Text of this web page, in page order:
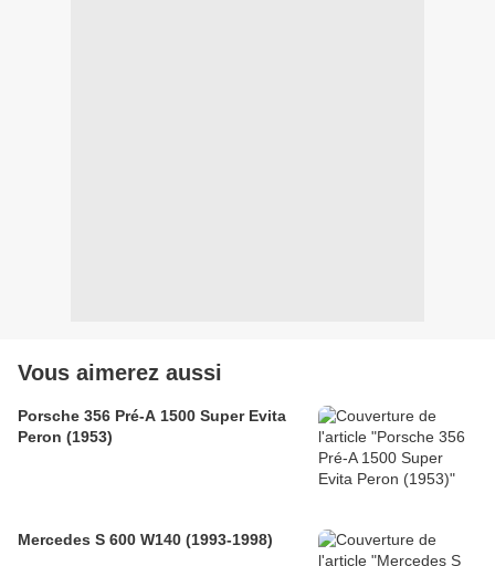
Vous aimerez aussi
Porsche 356 Pré-A 1500 Super Evita
Peron (1953)
Mercedes S 600 W140 (1993-1998)